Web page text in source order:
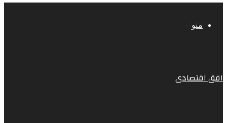
منو
افق اقتصادی